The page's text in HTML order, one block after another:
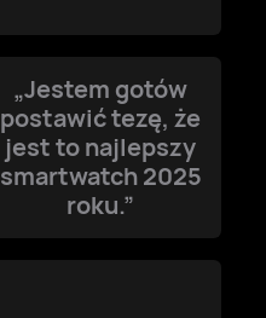
„Jestem gotów
postawić tezę, że
jest to najlepszy
smartwatch 2025
roku.”